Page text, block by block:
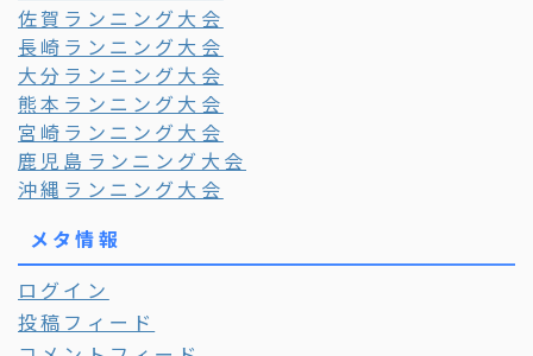
佐賀ランニング大会
長崎ランニング大会
大分ランニング大会
熊本ランニング大会
宮崎ランニング大会
鹿児島ランニング大会
沖縄ランニング大会
メタ情報
ログイン
投稿フィード